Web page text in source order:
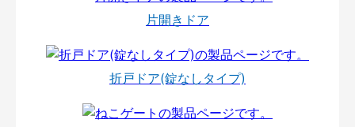
片開きドア
折戸ドア(錠なしタイプ)